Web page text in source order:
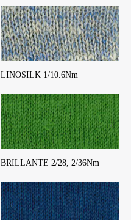
LINOSILK 1/10.6Nm
BRILLANTE 2/28, 2/36Nm